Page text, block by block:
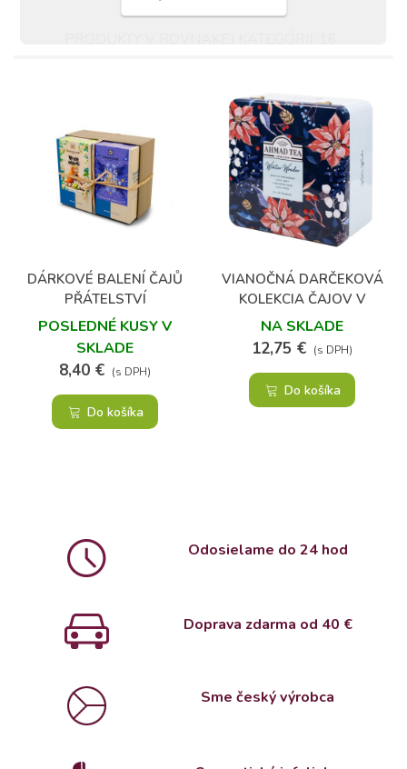
DÁRKOVÉ BALENÍ ČAJŮ
PŘÁTELSTVÍ
POSLEDNÉ KUSY V
SKLADE
8,40 € (s DPH)
Do košíka
VIANOČNÁ DARČEKOVÁ
KOLEKCIA ČAJOV V
PLECHOVEJ KAZETE
NA SKLADE
12,75 € (s DPH)
Do košíka
Odosielame do 24 hod
Doprava zdarma od 40 €
Sme český výrobca